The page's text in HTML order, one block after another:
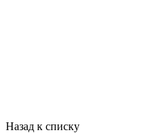
Назад к списку